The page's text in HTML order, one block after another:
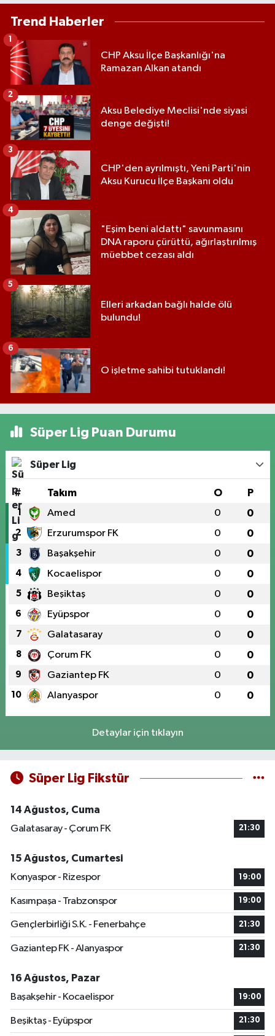
Trend Haberler
CHP Aksu İlçe Başkanlığı'na
Ramazan Alkan atandı
1
Aksu Belediye Meclisi'nde siyasi
denge değişti!
2
CHP'den ayrılmıştı, Yeni Parti'nin
Aksu Kurucu İlçe Başkanı oldu
3
"Eşim beni aldattı" savunmasını
DNA raporu çürüttü, ağırlaştırılmış
müebbet cezası aldı
4
Elleri arkadan bağlı halde ölü
bulundu!
5
O işletme sahibi tutuklandı!
6
Süper Lig Puan Durumu
Süper Lig
# Takım O P
1 Amed 0 0
2 Erzurumspor FK 0 0
3 Başakşehir 0 0
4 Kocaelispor 0 0
5 Beşiktaş 0 0
6 Eyüpspor 0 0
7 Galatasaray 0 0
8 Çorum FK 0 0
9 Gaziantep FK 0 0
10 Alanyaspor 0 0
Detaylar için tıklayın
Süper Lig Fikstür
14 Ağustos, Cuma
Galatasaray - Çorum FK
21:30
15 Ağustos, Cumartesi
Konyaspor - Rizespor
19:00
Kasımpaşa - Trabzonspor 19:00
Gençlerbirliği S.K. - Fenerbahçe 21:30
Gaziantep FK - Alanyaspor 21:30
16 Ağustos, Pazar
Başakşehir - Kocaelispor
19:00
Beşiktaş - Eyüpspor 21:30